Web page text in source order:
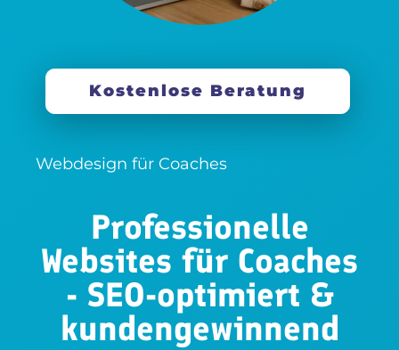
Webdesign für Coaches
Professionelle
Websites für Coaches
- SEO-optimiert &
kundengewinnend
Kostenlose Beratung